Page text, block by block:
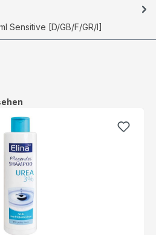
Sensitive [D/GB/F/GR/I]